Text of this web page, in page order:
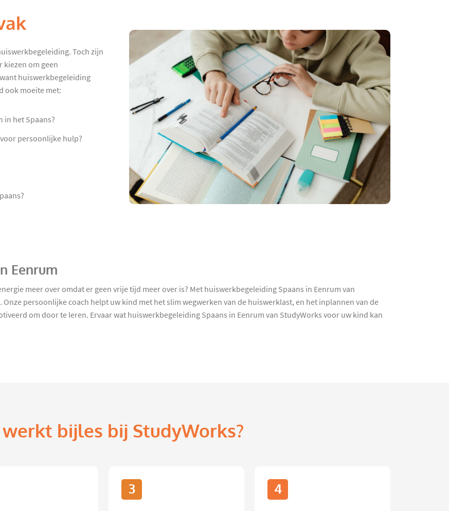
Toch zijn
kiezen om geen
huiswerkbegeleiding
ook moeite met:
in het Spaans?
persoonlijke hulp?
Eenrum
meer over omdat er geen vrije tijd meer over is? Met huiswerkbegeleiding Spaans in Eenrum van
persoonlijke coach helpt uw kind met het slim wegwerken van de huiswerklast, en het inplannen van de
om door te leren. Ervaar wat huiswerkbegeleiding Spaans in Eenrum van StudyWorks voor uw kind kan
bijles bij StudyWorks?
3 4